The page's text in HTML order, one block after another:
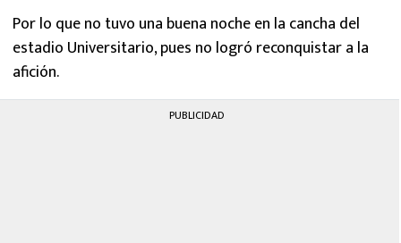
Por lo que no tuvo una buena noche en la cancha del
estadio Universitario, pues no logró reconquistar a la
afición.
PUBLICIDAD